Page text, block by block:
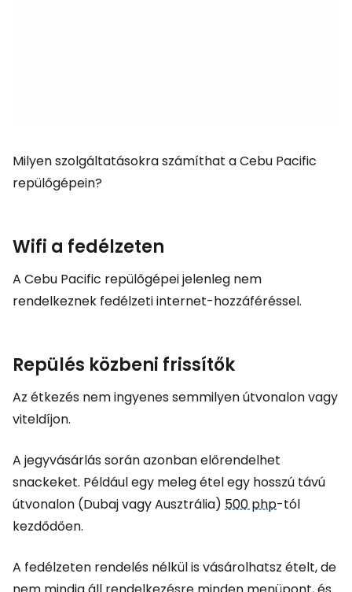
Milyen szolgáltatásokra számíthat a Cebu Pacific
repülőgépein?
Wifi a fedélzeten
A Cebu Pacific repülőgépei jelenleg nem
rendelkeznek fedélzeti internet-hozzáféréssel.
Repülés közbeni frissítők
Az étkezés nem ingyenes semmilyen útvonalon vagy
viteldíjon.
A jegyvásárlás során azonban előrendelhet
snackeket. Például egy meleg étel egy hosszú távú
útvonalon (Dubaj vagy Ausztrália) 500 php-tól
kezdődően.
A fedélzeten rendelés nélkül is vásárolhatsz ételt, de